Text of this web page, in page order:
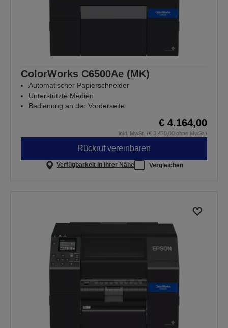
ColorWorks C6500Ae (MK)
Automatischer Papierschneider
Unterstützte Medien
Bedienung an der Vorderseite
€ 4.164,00
inkl. MwSt. (€ 3.470,00 ohne MwSt.)
Rückruf vereinbaren
Verfügbarkeit in Ihrer Nähe Vergleichen